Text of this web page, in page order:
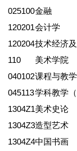
025100金融
120201会计学
120204技术经济
110
美术学院
040102课程与教
045113学科教学（
1304Z1美术史论
1304Z3造型艺术
1304Z4中国书画